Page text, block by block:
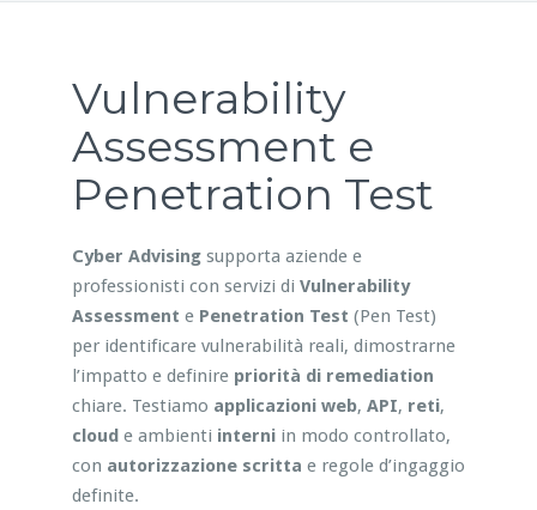
Vulnerability
Assessment e
Penetration Test
Cyber Advisingsupporta aziende e
professionisti con servizi di Vulnerability
Assessment e Penetration Test (Pen Test)
per identificare vulnerabilità reali, dimostrarne
l’impatto e definire priorità di remediation
chiare. Testiamo applicazioni web, API, reti,
cloude ambienti interniin modo controllato,
con autorizzazione scritta e regole d’ingaggio
definite.